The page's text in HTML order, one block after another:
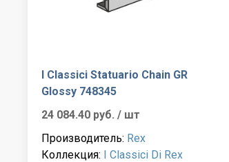
I Classici Statuario Chain GR
Glossy 748345
24 084.40 руб. / шт
Производитель: Rex
Коллекция: I Classici Di Rex